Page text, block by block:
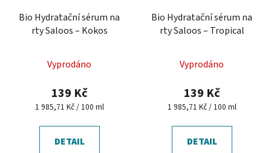
Bio Hydratační sérum na
rty Saloos – Kokos
Vyprodáno
139 Kč
Měrná
1 985,71 Kč / 100 ml
DETAIL
Bio Hydratační sérum na
rty Saloos – Tropical
Vyprodáno
139 Kč
Měrná
1 985,71 Kč / 100 ml
DETAIL